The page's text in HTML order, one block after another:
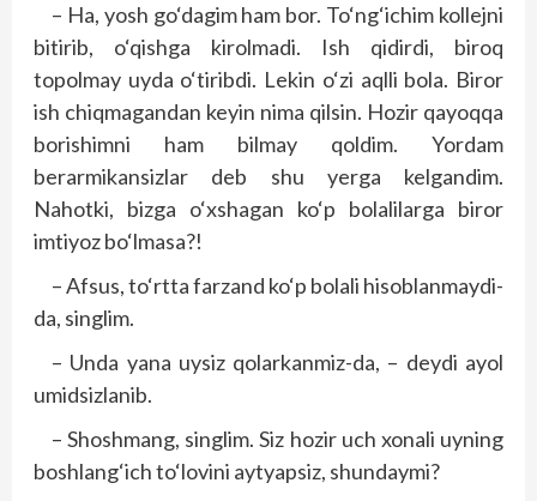
– Ha, yosh go‘dagim ham bor. To‘ng‘ichim kollejni
bitirib, o‘qishga kirolmadi. Ish qidirdi, biroq
topolmay uyda o‘tiribdi. Lekin o‘zi aqlli bola. Biror
ish chiqmagandan keyin nima qilsin. Hozir qayoqqa
borishimni ham bilmay qoldim. Yordam
berarmikansizlar deb shu yerga kelgandim.
Nahotki, bizga o‘xshagan ko‘p bolalilarga biror
imtiyoz bo‘lmasa?!
– Afsus, to‘rtta farzand ko‘p bolali hisoblanmaydi-
da, singlim.
– Unda yana uysiz qolarkanmiz-da, – deydi ayol
umidsizlanib.
– Shoshmang, singlim. Siz hozir uch xonali uyning
boshlang‘ich to‘lovini aytyapsiz, shundaymi?